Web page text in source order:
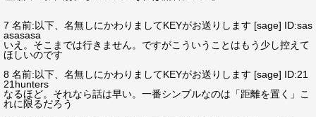
7 名前:以下、名無しにかわりましてKEYがお送りします [sage] ID:sas
asasasa
いえ。そこまでは行きません。ですがこういうことはもう少し控えて
ほしいのです
8 名前:以下、名無しにかわりましてKEYがお送りします [sage] ID:21
21hunters
なるほど。それなら話は早い。一番シンプルなのは「距離を置く」こ
れに限るだろう